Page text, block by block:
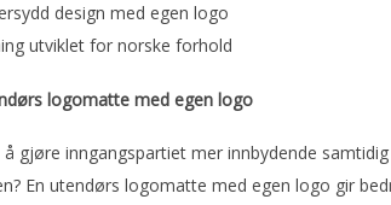
design med egen logo
utviklet for norske forhold
logomatte med egen logo
gjøre inngangspartiet mer innbydende
En utendørs logomatte med egen logo gir